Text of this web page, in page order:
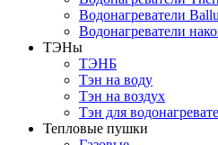
Водонагреватели Ballu
Водонагреватели
ТЭНы
ТЭНБ
Тэн на воду
Тэн на воздух
Тэн для
Тепловые пушки